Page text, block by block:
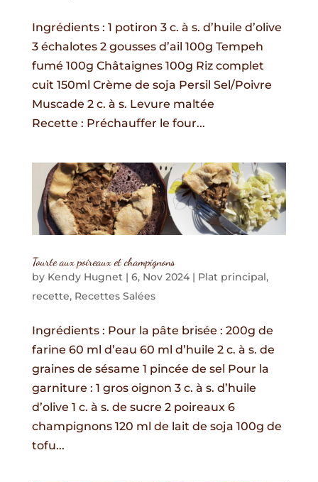
Ingrédients : 1 potiron 3 c. à s. d’huile d’olive
3 échalotes 2 gousses d’ail 100g Tempeh
fumé 100g Châtaignes 100g Riz complet
cuit 150ml Crème de soja Persil Sel/Poivre
Muscade 2 c. à s. Levure maltée
Recette : Préchauffer le four...
Tourte aux poireaux et champignons
by Kendy Hugnet| 6, Nov 2024| Plat principal,
recette, Recettes Salées
Ingrédients : Pour la pâte brisée : 200g de
farine 60 ml d’eau 60 ml d’huile 2 c. à s. de
graines de sésame 1 pincée de sel Pour la
garniture : 1 gros oignon 3 c. à s. d’huile
d’olive 1 c. à s. de sucre 2 poireaux 6
champignons 120 ml de lait de soja 100g de
tofu...